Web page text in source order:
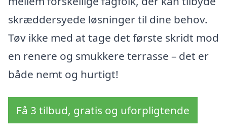
skræddersyede løsninger til dine behov.
Tøv ikke med at tage det første skridt mod
en renere og smukkere terrasse – det er
både nemt og hurtigt!
Få 3 tilbud, gratis og uforpligtende